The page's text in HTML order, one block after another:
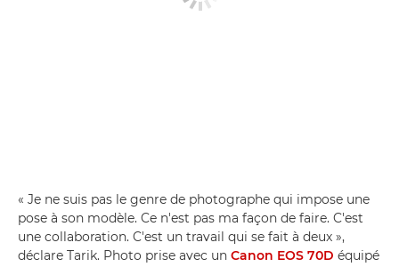
« Je ne suis pas le genre de photographe qui impose une
pose à son modèle. Ce n'est pas ma façon de faire. C'est
une collaboration. C'est un travail qui se fait à deux »,
déclare Tarik. Photo prise avec un Canon EOS 70D équipé